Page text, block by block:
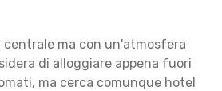
ma con un'atmosfera
di alloggiare appena fuori
ma cerca comunque hotel